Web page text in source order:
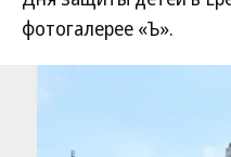
фотогалерее «Ъ».